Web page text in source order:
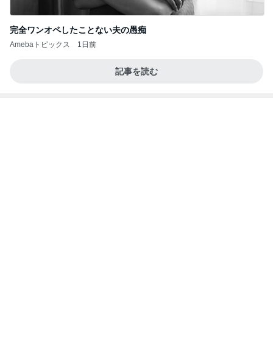
完全ワンオペしたことない夫の愚痴
Amebaトピックス 1日前
記事を読む